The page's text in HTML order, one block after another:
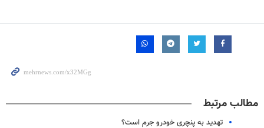
مطالب مرتبط
تهدید به پنچری خودرو جرم است؟